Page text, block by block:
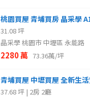
31.08 坪
晶采學 桃園市 中壢區 永能路
2280 萬 73.36萬/坪
37.68 坪 | 2房 2廳